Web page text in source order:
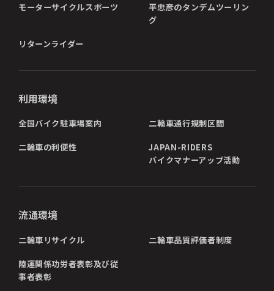
モーターサイクルスポーツ
平忠彦のタンデムツーリン
グ
リターンライダー
利用環境
全国バイク駐車場案内 二輪車通行規制区間
二輪車の利便性
JAPAN-RIDERS
バイクマナーアップ活動
流通環境
二輪車リサイクル 二輪車品質評価者制度
陸運関係功労者表彰及び従
事者表彰